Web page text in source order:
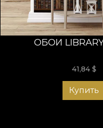
мир через чтение.
классический,
с душой, характером и
ОБОИ LIBRARY
41,84 $
Купить